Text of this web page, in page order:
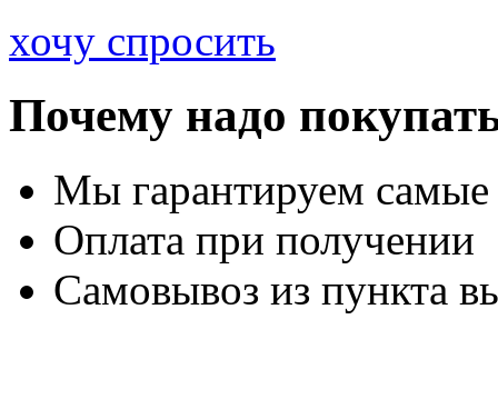
хочу спросить
Почему надо
Мы гарантируем
Оплата при получении
Самовывоз из пункта